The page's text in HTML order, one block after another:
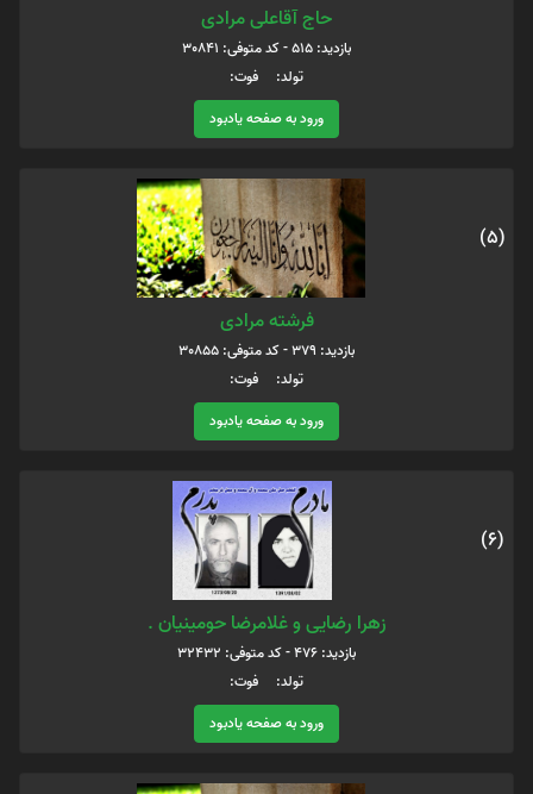
حاج آقاعلی مرادی
بازدید: 515 - کد متوفی: 30841
تولد: فوت:
ورود به صفحه یادبود
(5)
فرشته مرادی
بازدید: 379 - کد متوفی: 30855
تولد: فوت:
ورود به صفحه یادبود
(6)
زهرا رضایی و غلامرضا حومینیان .
بازدید: 476 - کد متوفی: 32432
تولد: فوت:
ورود به صفحه یادبود